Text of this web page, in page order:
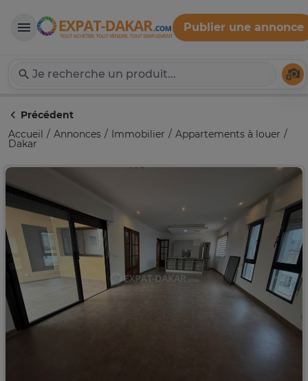
Expat-Dakar
Publier une annonce
Précédent
Accueil
Annonces Immobilier Appartements à louer
Dakar